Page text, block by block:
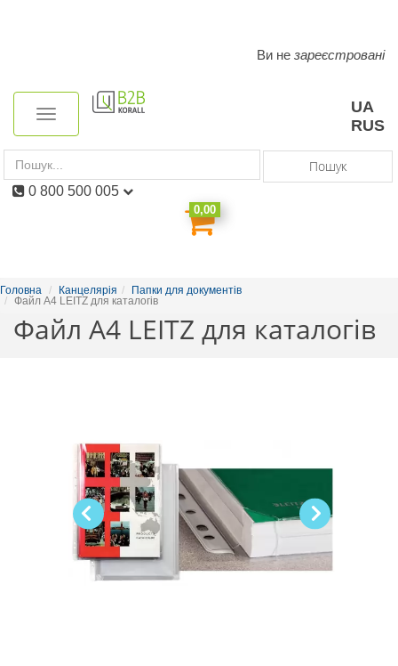
navigation
Toggle
UA
RUS
Пошук
0,00
Ви не зареєстровані
0 800 500 005
Головна Канцелярія
Папки для документів
Файл А4 LEITZ для каталогів
Файл А4 LEITZ для каталогів